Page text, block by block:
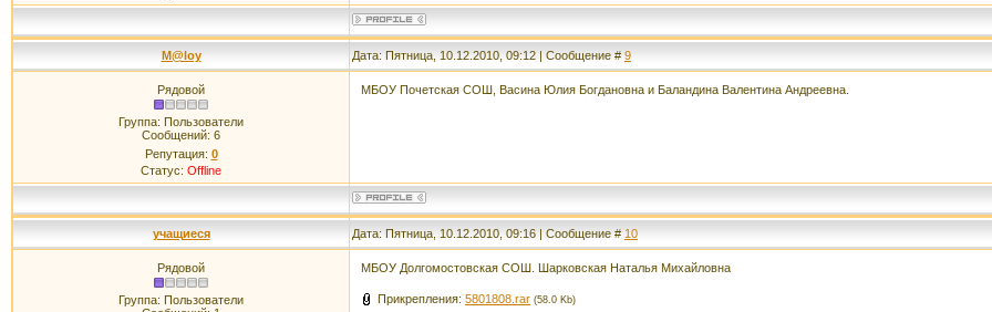
M@loy Дата: Пятница, 10.12.2010, 09:12 | Сообщение #9
Рядовой
Группа: Пользователи
Сообщений: 6
Репутация: 0
Статус: Offline
МБОУ Почетская СОШ, Васина Юлия Богдановна и Баландина Валентина Андреевна.
учащиеся Дата: Пятница, 10.12.2010, 09:16 | Сообщение # 10
Рядовой
Группа: Пользователи
МБОУ Долгомостовская СОШ. Шарковская Наталья Михайловна
Прикрепления: 5801808.rar (58.0 Kb)